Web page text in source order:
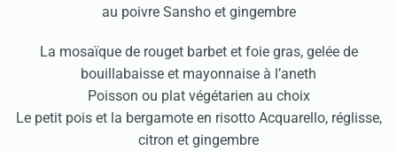
au poivre Sansho et gingembre
La mosaïque de rouget barbet et foie gras, gelée de
bouillabaisse et mayonnaise à l’aneth
Poisson ou plat végétarien au choix
Le petit pois et la bergamote en risotto Acquarello, réglisse,
citron et gingembre